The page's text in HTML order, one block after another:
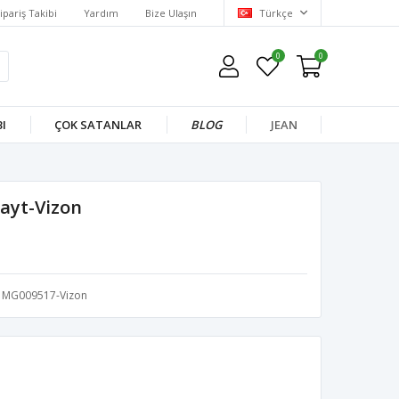
Takibi Yardım Bize Ulaşın Türkçe
0 0
ÇOK SATANLAR BLOG JEAN
Vizon
MG009517-Vizon